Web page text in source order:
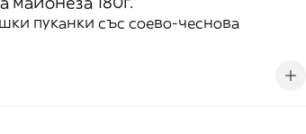
пуканки със соево-чеснова